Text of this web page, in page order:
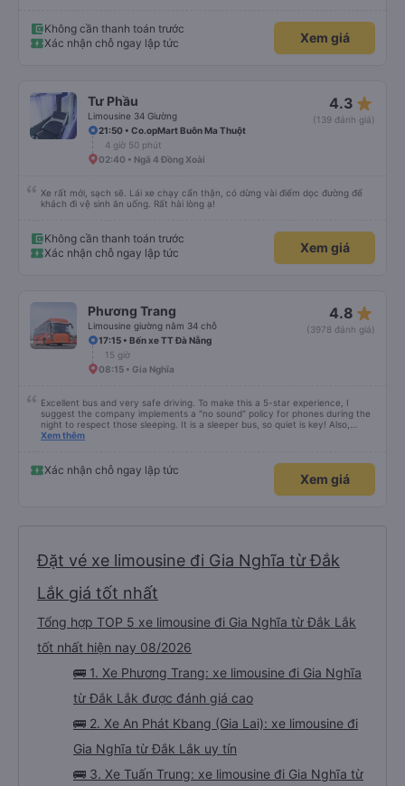
Không cần thanh toán trước
Xác nhận chỗ ngay lập tức
Xem giá
Tư Phầu
Limousine 34 Giường
4.3 star_rate
(139 đánh giá)
21:50 • Co.opMart Buôn Ma Thuột
4 giờ 50 phút
02:40 • Ngã 4 Đồng Xoài
Xe rất mới, sạch sẽ. Lái xe chạy cẩn thận, có dừng vài điểm dọc đường để
khách đi vệ sinh ăn uống. Rất hài lòng ạ!
Không cần thanh toán trước
Xác nhận chỗ ngay lập tức
Xem giá
Phương Trang
Limousine giường nằm 34 chỗ
4.8 star_rate
(3978 đánh giá)
17:15 • Bến xe TT Đà Nẵng
15 giờ
08:15 • Gia Nghĩa
Excellent bus and very safe driving. To make this a 5-star experience, I
suggest the company implements a "no sound" policy for phones during the
night to respect those sleeping. It is a sleeper bus, so quiet is key! Also,
please display the Wi-Fi password clearly inside the cabin for convenience. I
quy định rõ ràng về việc giữ im lặng (tắt âm thanh điện thoại) vào ban đêm
để tránh làm phiền hành khách khác ngủ. Ngoài ra, nhà xe nên dán sẵn mật
khẩu Wi-Fi trong xe để hành khách dễ dàng sử dụng. Tôi vẫn sẽ tiếp tục ủng
Xem thêm
Xác nhận chỗ ngay lập tức
Xem giá
Đặt vé xe limousine đi Gia Nghĩa từ Đắk
Lắk giá tốt nhất
Tổng hợp TOP 5 xe limousine đi Gia Nghĩa từ Đắk Lắk
tốt nhất hiện nay 08/2026
🚌 1. Xe Phương Trang: xe limousine đi Gia Nghĩa
từ Đắk Lắk được đánh giá cao
🚌 2. Xe An Phát Kbang (Gia Lai): xe limousine đi
Gia Nghĩa từ Đắk Lắk uy tín
🚌 3. Xe Tuấn Trung: xe limousine đi Gia Nghĩa từ